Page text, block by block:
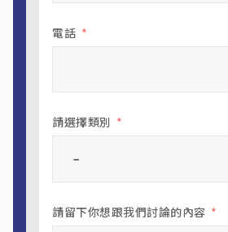
電話
請選擇類別
請留下你想跟我們討論的內容